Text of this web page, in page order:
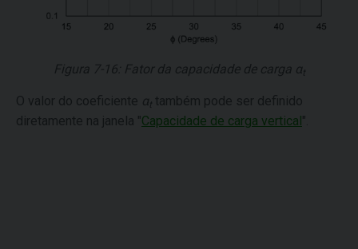
Figura 7-16: Fator da capacidade de carga αt
O valor do coeficiente α t também pode ser definido
diretamente na janela "Capacidade de carga vertical".